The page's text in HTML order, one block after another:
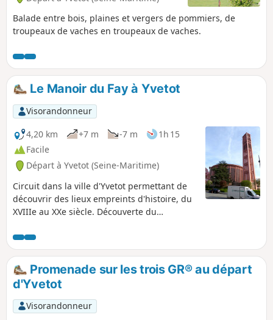
Balade entre bois, plaines et vergers de pommiers, de
troupeaux de vaches en troupeaux de vaches.
Le Manoir du Fay à Yvetot
Visorandonneur
4,20 km
+7 m -7 m
1h 15
Facile
Départ à Yvetot (Seine-Maritime)
Circuit dans la ville d'Yvetot permettant de
découvrir des lieux empreints d'histoire, du
XVIIIe au XXe siècle. Découverte du
parcours comme une balade avec des
enfants, des personnes âgées où des
personnes à mobilités réduites.
Promenade sur les trois GR® au départ
d'Yvetot
Visorandonneur